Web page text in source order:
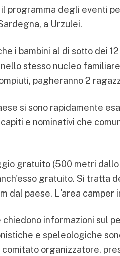
il programma degli eventi
a Urzulei.
i bambini al di sotto dei
stesso nucleo
pagheranno 2
si sono rapidamente
e nominativi che
gratuito (500 metri
gratuito. Si tratta
dal paese. L'area camper
chiedono informazioni sul
e speleologiche
organizzatore,